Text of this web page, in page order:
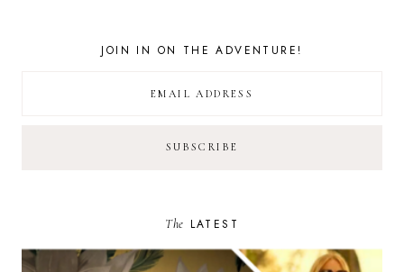
JOIN IN ON THE ADVENTURE!
The LATEST